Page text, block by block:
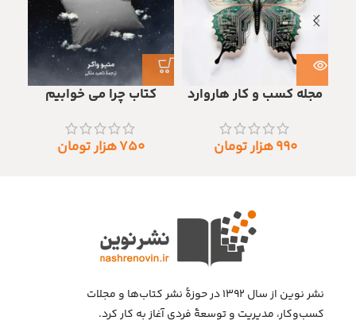
مجله کسب و کار هاروارد
۹۹۰هزار تومان
کتاب چرا می خوابیم
۷۵۰هزار تومان
نشر نوین از سال ۱۳۹۲ در حوزهٔ نشر کتاب‌ها و مجلات
کسب‌وکار، مدیریت و توسعهٔ فردی آغاز به کار کرد.